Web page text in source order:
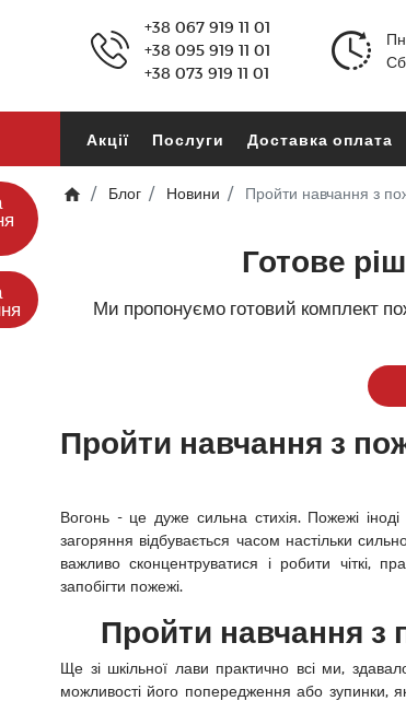
+38 067 919 11 01
+38 095 919 11 01
+38 073 919 11 01
Акції Послуги Доставка оплата
Блог Новини Пройти навчання з
Готове
Ми пропонуємо готовий комплект
Пройти навчання з
Вогонь - це дуже сильна стихія. Пожежі
загоряння відбувається часом настільки
важливо сконцентруватися і робити чіткі,
запобігти пожежі.
Пройти навчання з
Ще зі шкільної лави практично всі ми,
можливості його попередження або зупинки,